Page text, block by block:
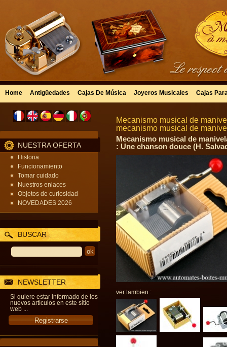
Home Antigüedades Cajas De Música Joyeros Musicales Cajas
NUESTRA OFERTA
Historia
Funcionamiento
Tomar cuidado
Nuestros enlaces
Objetos de curiosidad
NOVEDADES 2026
BUSCAR
NEWSLETTER
Si quiere estar informado de los
nuevos artículos en este sitio
web ...
Mecanismo musical de
mecanismo musical de
Mecanismo musical de
: Une chanson douce (H.
ver tambien :